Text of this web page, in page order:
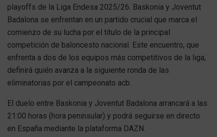
playoffs de la Liga Endesa 2025/26. Baskonia y Joventut
Badalona se enfrentan en un partido crucial que marca el
comienzo de su lucha por el título de la principal
competición de baloncesto nacional. Este encuentro, que
enfrenta a dos de los equipos más competitivos de la liga,
definirá quién avanza a la siguiente ronda de las
eliminatorias por el campeonato acb.
El duelo entre Baskonia y Joventut Badalona arrancará a las
21:00 horas (hora peninsular) y podrá seguirse en directo
en España mediante la plataforma DAZN.